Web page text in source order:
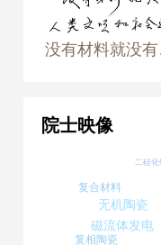
1988年
步奖 二
奖 三等奖
1993年
步奖 一
没有材料就没有
院士映像
磁流体发电
无机陶瓷
复相陶瓷
复合材料
二硅化